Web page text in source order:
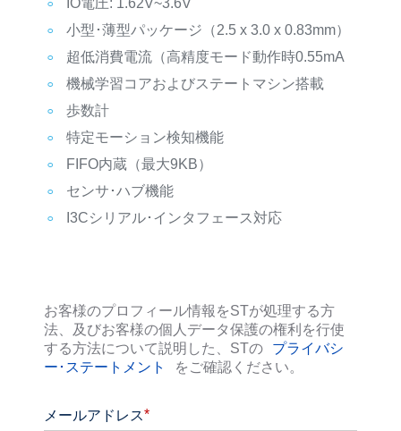
IO電圧: 1.62V~3.6V
小型･薄型パッケージ（2.5 x 3.0 x 0.83mm）
超低消費電流（高精度モード動作時0.55mA
機械学習コアおよびステートマシン搭載
歩数計
特定モーション検知機能
FIFO内蔵（最大9KB）
センサ･ハブ機能
I3Cシリアル･インタフェース対応
お客様のプロフィール情報をSTが処理する方
法、及びお客様の個人データ保護の権利を行使
する方法について説明した、STの
プライバシ
ー･ステートメント
をご確認ください。
*
メールアドレス